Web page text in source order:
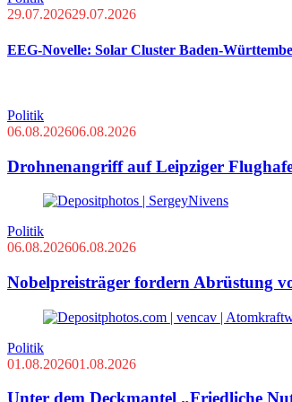
29.07.202629.07.2026
EEG-Novelle: Solar Cluster Baden-
Politik
06.08.202606.08.2026
Drohnenangriff auf Leipziger
Politik
06.08.202606.08.2026
Nobelpreisträger fordern Abrüstung
Politik
01.08.202601.08.2026